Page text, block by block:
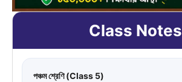
Class Notes
পঞ্চম শ্রেণি (Class 5)